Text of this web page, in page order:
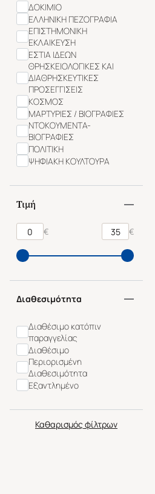
ΔΟΚΙΜΙΟ
ΕΛΛΗΝΙΚΗ ΠΕΖΟΓΡΑΦΙΑ
ΕΠΙΣΤΗΜΟΝΙΚΗ
ΕΚΛΑΙΚΕΥΣΗ
ΕΣΤΙΑ ΙΔΕΩΝ
ΘΡΗΣΚΕΙΟΛΟΓΙΚΕΣ ΚΑΙ
ΔΙΑΘΡΗΣΚΕΥΤΙΚΕΣ
ΠΡΟΣΕΓΓΙΣΕΙΣ
ΚΟΣΜΟΣ
ΜΑΡΤΥΡΙΕΣ / ΒΙΟΓΡΑΦΙΕΣ
ΝΤΟΚΟΥΜΕΝΤΑ-
ΒΙΟΓΡΑΦΙΕΣ
ΠΟΛΙΤΙΚΗ
ΨΗΦΙΑΚΗ ΚΟΥΛΤΟΥΡΑ
Τιμή
€ €
Διαθεσιμότητα
Διαθέσιμο κατόπιν
παραγγελίας
Διαθέσιμο
Περιορισμένη
Διαθεσιμότητα
Εξαντλημένο
Καθαρισμός